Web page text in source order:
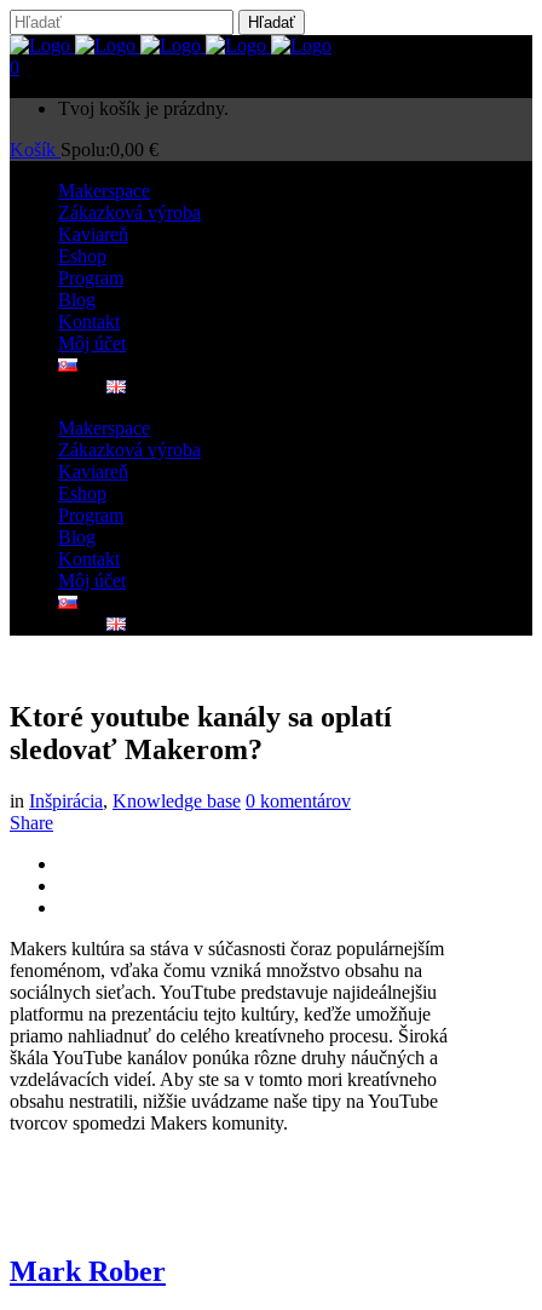
0
Tvoj košík je prázdny.
Košík Spolu:0,00 €
Makerspace
Zákazková výroba
Kaviareň
Eshop
Program
Blog
Kontakt
Môj účet
Makerspace
Zákazková výroba
Kaviareň
Eshop
Program
Blog
Kontakt
Môj účet
Ktoré youtube kanály sa oplatí
sledovať Makerom?
in Inšpirácia, Knowledge base 0 komentárov
Share
Makers kultúra sa stáva v súčasnosti čoraz populárnejším
fenoménom, vďaka čomu vzniká množstvo obsahu na
sociálnych sieťach. YouTtube predstavuje najideálnejšiu
platformu na prezentáciu tejto kultúry, keďže umožňuje
priamo nahliadnuť do celého kreatívneho procesu. Široká
škála YouTube kanálov ponúka rôzne druhy náučných a
vzdelávacích videí. Aby ste sa v tomto mori kreatívneho
obsahu nestratili, nižšie uvádzame naše tipy na YouTube
tvorcov spomedzi Makers komunity.
Mark Rober